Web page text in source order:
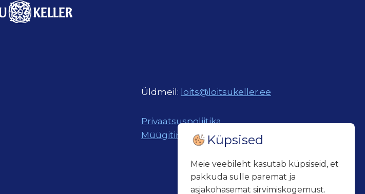
Üldmeil: loits@loitsukeller.ee
Privaatsuspoliitika
MüügitingimusedKüpsised
Meie veebileht kasutab küpsiseid, et
pakkuda sulle paremat ja
asjakohasemat sirvimiskogemust.